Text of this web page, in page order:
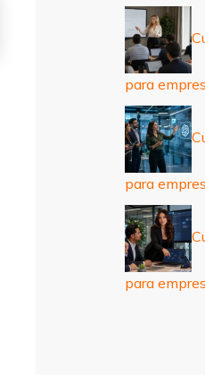
para
para
para